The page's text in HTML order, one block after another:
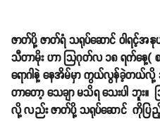
ဇာတ်ပို့ ဇာတ်ရံ သရုပ်ဆောင် ဝါရင့်အနု
သီတာမိုး ဟာ သြဂုတ်လ ၁၈ ရက်နေ့( စ
ရောဂါနဲ့ နေအိမ်မှာ ကွယ်လွန်ခဲ့တ
တာတော့ သေချာ မသိရ သေးပါ ဘူး
လို့ လည်း ဇာတ်ပို့ သရုပ်ဆောင် ကိုပြည့်ဖ